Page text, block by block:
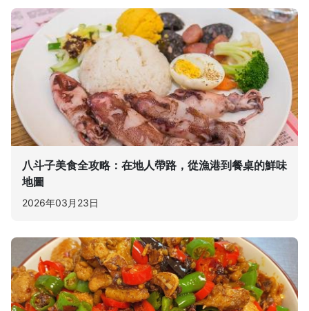
八斗子美食全攻略：在地人帶路，從漁港到餐桌的鮮味
地圖
2026年03月23日